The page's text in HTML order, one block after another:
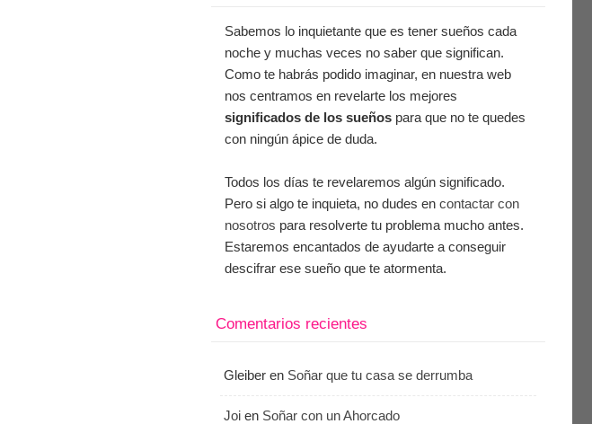
Sabemos lo inquietante que es tener sueños cada
noche y muchas veces no saber que significan.
Como te habrás podido imaginar, en nuestra web
nos centramos en revelarte los mejores
significados de los sueños para que no te quedes
con ningún ápice de duda.
Todos los días te revelaremos algún significado.
Pero si algo te inquieta, no dudes en contactar con
nosotros para resolverte tu problema mucho antes.
Estaremos encantados de ayudarte a conseguir
descifrar ese sueño que te atormenta.
Comentarios recientes
Gleiber en Soñar que tu casa se derrumba
Joi en Soñar con un Ahorcado